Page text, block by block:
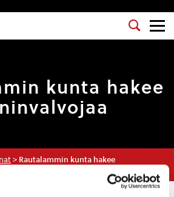
kunta hakee
> Rautalammin kunta hakee